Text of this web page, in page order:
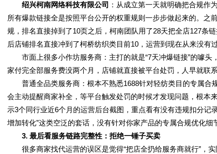
绍兴柯南网络科技有限公司 ：从成立第一天就明确把合规作
所有爆款链接全是按照平台公开的权重规则一步步做起来的。
规，排名直接掉到了10页之后，柯南团队用了28天把全店127条
后店铺排名直接冲到了柯桥纺织类目前10，运营到现在从来没有
市面上很多小作坊服务商：主打的就是“7天冲爆链接”的噱头
家付完全部服务费没两个月，店铺就直接被平台处罚，人早就联
普通全品类服务商：根本不熟悉1688针对轻纺类目的专属合
会主动提醒商家补全，等平台触发处罚的时候才发现问题，根本
示3个同行业近6个月的运营后台截图，重点看有没有违规扣分记
增加转化”这类空泛的套话，没有针对你家产品的专属合规优化细
3. 最后看服务链路完整性：拒绝一锤子买卖
很多商家找代运营的误区是觉得“把店全扔给服务商就行”，